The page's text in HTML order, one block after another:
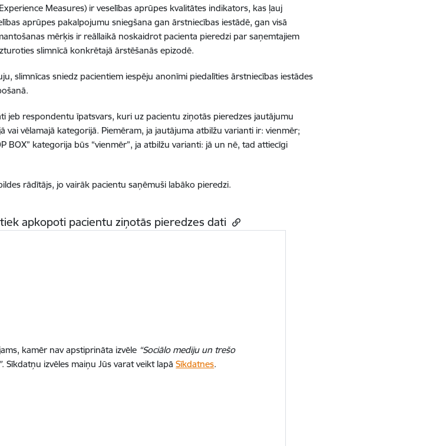
Measures) ir veselības aprūpes kvalitātes indikators, kas ļauj
aprūpes pakalpojumu sniegšana gan ārstniecības iestādē, gan visā
mērķis ir reāllaikā noskaidrot pacienta pieredzi par saņemtajiem
slimnīcā konkrētajā ārstēšanās epizodē.
slimnīcas sniedz pacientiem iespēju anonīmi piedalīties ārstniecības iestādes
jeb respondentu īpatsvars, kuri uz pacientu ziņotās pieredzes jautājumu
vai vēlamajā kategorijā. Piemēram, ja jautājuma atbilžu varianti ir: vienmēr;
BOX” kategorija būs “vienmēr”, ja atbilžu varianti: jā un nē, tad attiecīgi
rādītājs, jo vairāk pacientu saņēmuši labāko pieredzi.
apkopoti pacientu ziņotās pieredzes dati
kamēr nav apstiprināta izvēle “Sociālo mediju un trešo
. Sīkdatņu izvēles maiņu Jūs varat veikt lapāSīkdatnes.